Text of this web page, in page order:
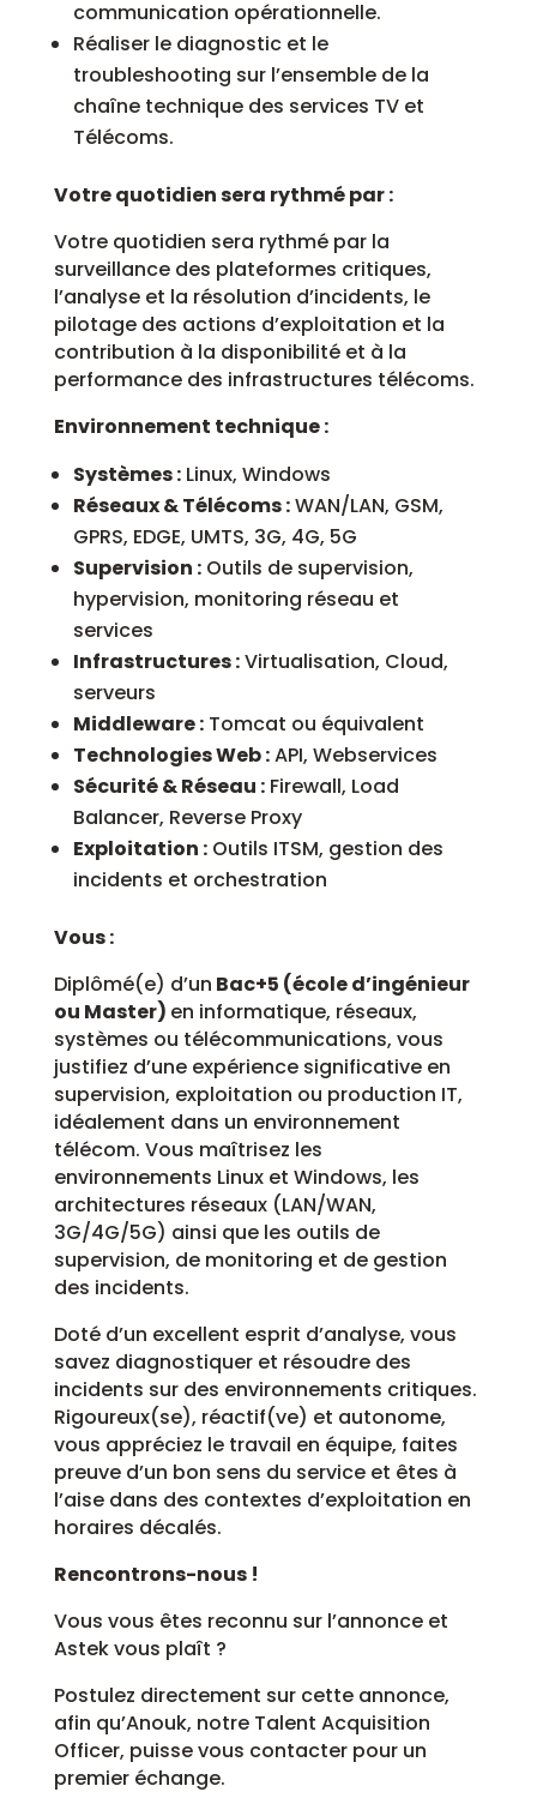
communication opérationnelle.
Réaliser le diagnostic et le
troubleshooting sur l’ensemble de la
chaîne technique des services TV et
Télécoms.
Votre quotidien sera rythmé par :
Votre quotidien sera rythmé par la
surveillance des plateformes critiques,
l’analyse et la résolution d’incidents, le
pilotage des actions d’exploitation et la
contribution à la disponibilité et à la
performance des infrastructures télécoms.
Environnement technique :
Systèmes :Linux, Windows
Réseaux & Télécoms :WAN/LAN, GSM,
GPRS, EDGE, UMTS, 3G, 4G, 5G
Supervision :Outils de supervision,
hypervision, monitoring réseau et
services
Infrastructures :Virtualisation, Cloud,
serveurs
Middleware :Tomcat ou équivalent
Technologies Web :API, Webservices
Sécurité & Réseau :Firewall, Load
Balancer, Reverse Proxy
Exploitation :Outils ITSM, gestion des
incidents et orchestration
Vous :
Diplômé(e) d’un Bac+5 (école d’ingénieur
ou Master) en informatique, réseaux,
systèmes ou télécommunications, vous
justifiez d’une expérience significative en
supervision, exploitation ou production IT,
idéalement dans un environnement
télécom. Vous maîtrisez les
environnements Linux et Windows, les
architectures réseaux (LAN/WAN,
3G/4G/5G) ainsi que les outils de
supervision, de monitoring et de gestion
des incidents.
Doté d’un excellent esprit d’analyse, vous
savez diagnostiquer et résoudre des
incidents sur des environnements critiques.
Rigoureux(se), réactif(ve) et autonome,
vous appréciez le travail en équipe, faites
preuve d’un bon sens du service et êtes à
l’aise dans des contextes d’exploitation en
horaires décalés.
Rencontrons-nous !
Vous vous êtes reconnu sur l’annonce et
Astek vous plaît ?
Postulez directement sur cette annonce,
afin qu’Anouk, notre Talent Acquisition
Officer, puisse vous contacter pour un
premier échange.